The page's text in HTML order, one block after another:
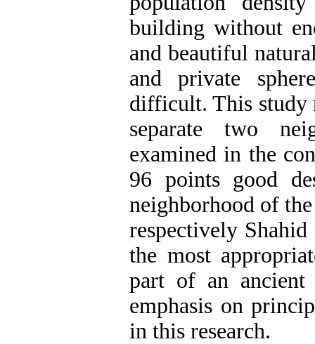
building without
and beautiful
and private
difficult. This study
separate two
examined in the
96 points good
neighborhood of
respectively
the most
part of an ancient
emphasis on
in this research.